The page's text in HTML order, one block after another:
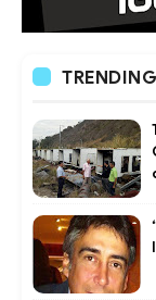
TRENDING